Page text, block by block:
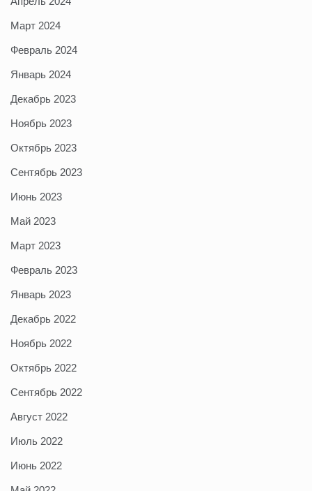
Март 2024
Февраль 2024
Январь 2024
Декабрь 2023
Ноябрь 2023
Октябрь 2023
Сентябрь 2023
Июнь 2023
Май 2023
Март 2023
Февраль 2023
Январь 2023
Декабрь 2022
Ноябрь 2022
Октябрь 2022
Сентябрь 2022
Август 2022
Июль 2022
Июнь 2022